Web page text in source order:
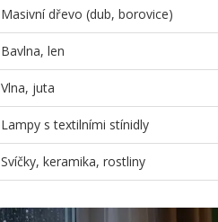
Masivní dřevo (dub, borovice)
Bavlna, len
Vlna, juta
Lampy s textilními stínidly
Svíčky, keramika, rostliny